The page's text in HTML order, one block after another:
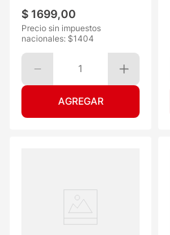
$ 1699,00
Precio sin impuestos
nacionales: $1404
1